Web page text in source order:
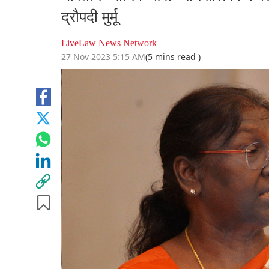
द्रौपदी मुर्मू
LiveLaw News Network
27 Nov 2023 5:15 AM(5 mins read )